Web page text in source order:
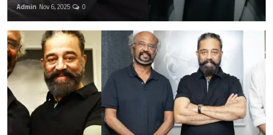
Admin Nov 6, 2025 0